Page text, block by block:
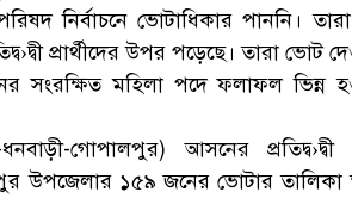
নির্বাচনে ভোটাধিকার পাননি।
প্রার্থীদের উপর পড়েছে। তারা ভোট
মহিলা পদে ফলাফল ভিন্ন
গোপালপুর) আসনের প্রতিদ্ব›দ্বী
উপজেলার ১৫৯ জনের ভোটার তালিকা